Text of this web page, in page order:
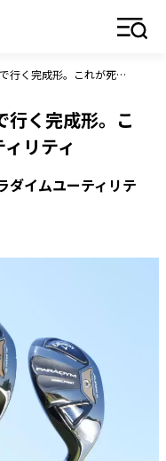
“パラダイムシフト”を地で行く完成形。これが死角のない超絶ユーティリティ
行く完成形。こ
リティ
ダイムユーティリテ